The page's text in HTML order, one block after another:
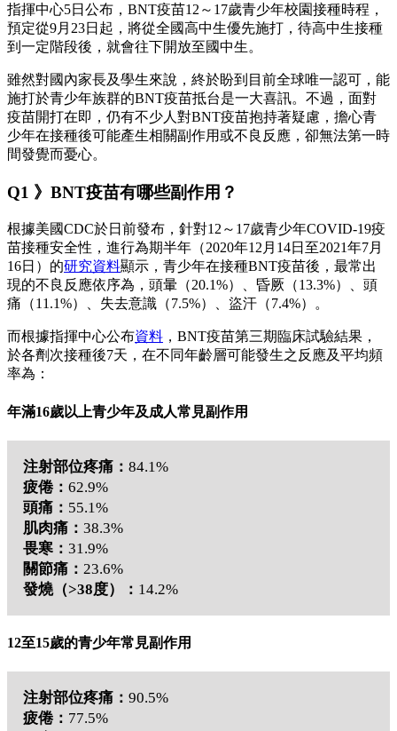
指揮中心5日公布，BNT疫苗12～17歲青少年校園接種時程，
預定從9月23日起，將從全國高中生優先施打，待高中生接種
到一定階段後，就會往下開放至國中生。
雖然對國內家長及學生來說，終於盼到目前全球唯一認可，能
施打於青少年族群的BNT疫苗抵台是一大喜訊。不過，面對
疫苗開打在即，仍有不少人對BNT疫苗抱持著疑慮，擔心青
少年在接種後可能產生相關副作用或不良反應，卻無法第一時
間發覺而憂心。
Q1 》BNT疫苗有哪些副作用？
根據美國CDC於日前發布，針對12～17歲青少年COVID-19疫
苗接種安全性，進行為期半年（2020年12月14日至2021年7月
16日）的研究資料顯示，青少年在接種BNT疫苗後，最常出
現的不良反應依序為，頭暈（20.1%）、昏厥（13.3%）、頭
痛（11.1%）、失去意識（7.5%）、盜汗（7.4%）。
而根據指揮中心公布資料 ，BNT疫苗第三期臨床試驗結果，
於各劑次接種後7天，在不同年齡層可能發生之反應及平均頻
率為：
年滿16歲以上青少年及成人常見副作用
注射部位疼痛： 84.1%
疲倦： 62.9%
頭痛： 55.1%
肌肉痛： 38.3%
畏寒： 31.9%
關節痛： 23.6%
發燒（>38度）： 14.2%
12至15歲的青少年常見副作用
注射部位疼痛： 90.5%
疲倦： 77.5%